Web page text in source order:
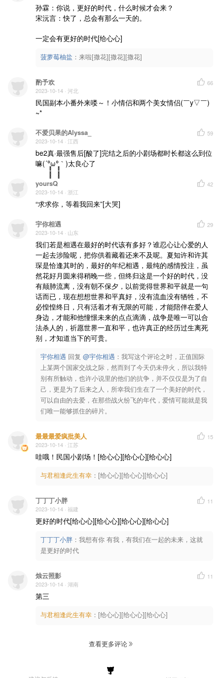
孙霖：你说，更好的时代，什么时候才会来？
宋沅言：快了，总会有那么一天的。
一定会有更好的时代[给心心]
菠萝莓柚盐 ： 来啦[撒花][撒花][撒花]
酌予欢
2023-10-14 · 河北
66
民国副本小番外来喽～！小情侣和两个美女情侣(￣y▽￣)
~*
不爱贝果的Alyssa_
2023-10-14 · 江西
59
be2真·最强售后[酸了]完结之后的小剧场都时长都这么到位
嘛(´°̥̥̥̥̥̥̥̥ω°̥̥̥̥̥̥̥̥｀)太良心了
yoursQ
2023-10-14 · 浙江
42
“求求你，等着我回来”[大哭]
宇你相遇
2023-10-14 · 山东
29
我们若是相遇在最好的时代该有多好？谁忍心让心爱的人
一起去涉险呢，把你供着藏着还来不及呢。夏知许和许其
琛是恰逢其时的，最好的年纪相遇，最纯的感情投注，虽
然花好月圆来得稍晚一些，但终归这是一个好的时代，没
有颠肺流离，没有朝不保夕，以前觉得世界和平就是一句
话而已，现在想想世界和平真好，没有流血没有牺牲，不
必惶惶终日，只有活着才有无限的可能，才能陪伴在爱人
身边，才能和他憧憬未来的点点滴滴，战争是唯一可以合
法杀人的，祈愿世界一直和平，也许真正的经历过生离死
别，才知道当下的可贵。
宇你相遇 回复 @宇你相遇 ：我写这个评论之时，正值国际
上某两个国家交战之际，然而到了今天仍未停火，所以我特
别有所触动，也许小说里的他们的抗争，并不仅仅是为了自
己，更是为了后来之人，所幸我们生在了一个美好的时代，
可以自由的去爱，在那些战火纷飞的年代，爱情可能就是我
们唯一能够抓住的碎片。
最最最爱疯批美人
2023-10-14 · 江苏
15
哇哦！民国小剧场！[给心心][给心心][给心心]
与君相逢此生有幸 ： [给心心][给心心][给心心]
丁丁丁小胖
2023-10-14 · 福建
11
更好的时代[给心心][给心心][给心心][给心心]
丁丁丁小胖 ： 我想有你 有我，有我们在一起的未来，这就
是更好的时代
烛云照影
2023-10-14 · 湖南
11
第三
与君相逢此生有幸 ： [给心心][给心心][给心心]
查看更多评论